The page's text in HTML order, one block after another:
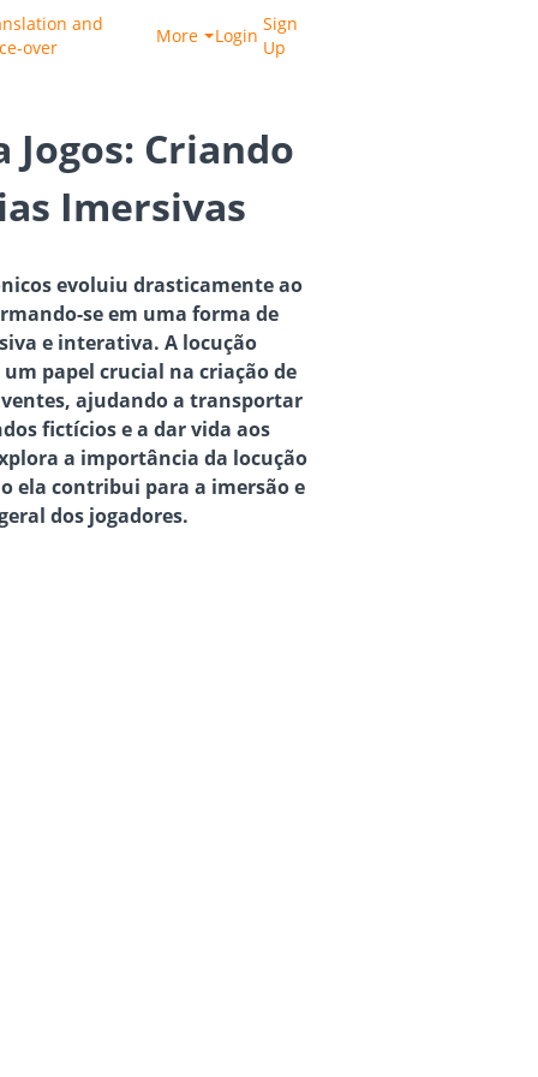
and
over
More Login
Sign
Up
Jogos: Criando
Imersivas
evoluiu drasticamente ao
se em uma forma de
e interativa. A locução
papel crucial na criação de
ajudando a transportar
fictícios e a dar vida aos
a importância da locução
ela contribui para a imersão e
dos jogadores.